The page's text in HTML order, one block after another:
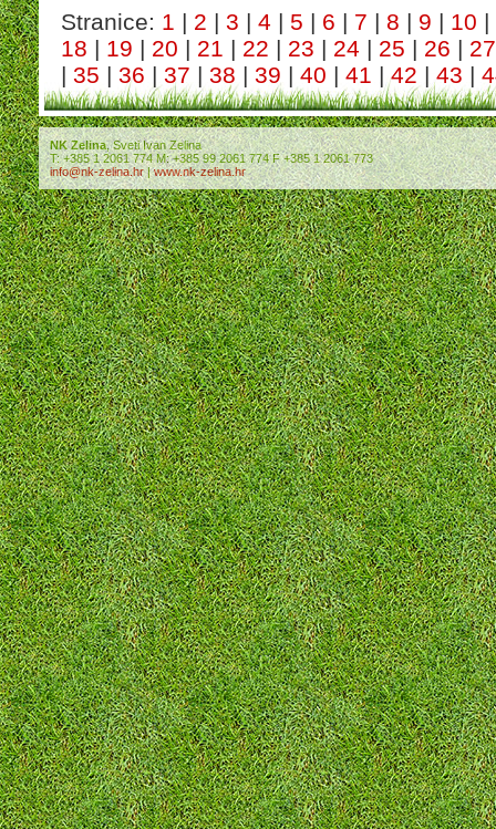
Stranice: 1 | 2 | 3 | 4 | 5 | 6 | 7 | 8 | 9 | 10 |
18 | 19 | 20 | 21 | 22 | 23 | 24 | 25 | 26 | 27
| 35 | 36 | 37 | 38 | 39 | 40 | 41 |42 | 43 |
NK Zelina, Sveti Ivan Zelina
T: +385 1 2061 774 M: +385 99 2061 774 F +385 1 2061 773
info@nk-zelina.hr|www.nk-zelina.hr